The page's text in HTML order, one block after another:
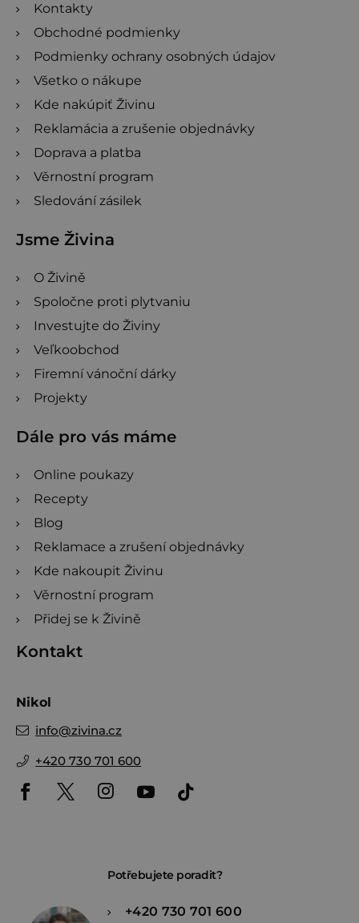
Kontakty
Obchodné podmienky
Podmienky ochrany osobných údajov
Všetko o nákupe
Kde nakúpiť Živinu
Reklamácia a zrušenie objednávky
Doprava a platba
Věrnostní program
Sledování zásilek
Jsme Živina
O Živině
Spoločne proti plytvaniu
Investujte do Živiny
Veľkoobchod
Firemní vánoční dárky
Projekty
Dále pro vás máme
Online poukazy
Recepty
Blog
Reklamace a zrušení objednávky
Kde nakoupit Živinu
Věrnostní program
Přidej se k Živině
Kontakt
Nikol
info@zivina.cz
+420 730 701 600
Potřebujete poradit?
+420 730 701 600